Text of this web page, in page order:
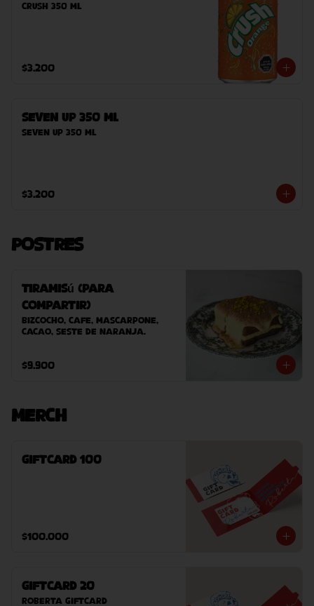
Crush 350 ml
$3.200
Seven Up 350 ml
Seven Up 350 ml
$3.200
Postres
Tiramisú (Para
Compartir)
Bizcocho, cafe, mascarpone,
cacao, seste de naranja.
$9.900
Merch
GiftCard 100
$100.000
GiftCard 20
Roberta GiftCard